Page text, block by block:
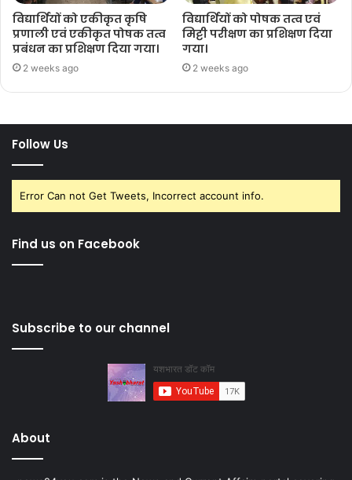
विद्यार्थियों को एकीकृत कृषि
प्रणाली एवं एकीकृत पोषक तत्व
प्रबंधन का प्रशिक्षण दिया गया।
2 weeks ago
विद्यार्थियों को पोषक तत्व एवं
मिट्टी परीक्षण का प्रशिक्षण दिया
गया।
2 weeks ago
Follow Us
Error Can not Get Tweets, Incorrect account info.
Find us on Facebook
Subscribe to our channel
About